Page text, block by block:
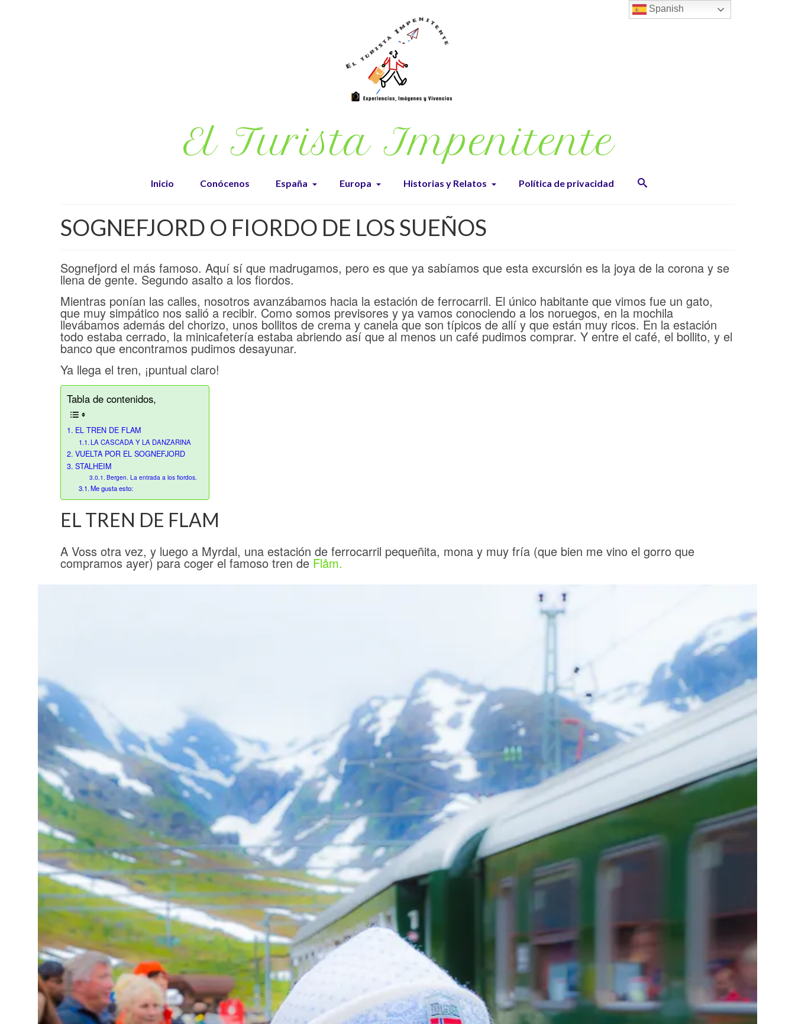
El Turista Impenitente
Inicio Conócenos España Europa Historias y Relatos Política de privacidad
SOGNEFJORD O FIORDO DE LOS SUEÑOS
Sognefjord el más famoso. Aquí sí que madrugamos, pero es que ya sabíamos que esta excursión es la joya de la corona y se
llena de gente. Segundo asalto a los fiordos.
Mientras ponían las calles, nosotros avanzábamos hacia la estación de ferrocarril. El único habitante que vimos fue un gato,
que muy simpático nos salió a recibir. Como somos previsores y ya vamos conociendo a los noruegos, en la mochila
llevábamos además del chorizo, unos bollitos de crema y canela que son típicos de allí y que están muy ricos. En la estación
todo estaba cerrado, la minicafetería estaba abriendo así que al menos un café pudimos comprar. Y entre el café, el bollito, y el
banco que encontramos pudimos desayunar.
Ya llega el tren, ¡puntual claro!
Tabla de contenidos,
EL TREN DE FLAM
LA CASCADA Y LA DANZARINA
VUELTA POR EL SOGNEFJORD
STALHEIM
Bergen. La entrada a los fiordos.
Me gusta esto:
EL TREN DE FLAM
A Voss otra vez, y luego a Myrdal, una estación de ferrocarril pequeñita, mona y muy fría (que bien me vino el gorro que
compramos ayer) para coger el famoso tren de Flåm.
Spanish